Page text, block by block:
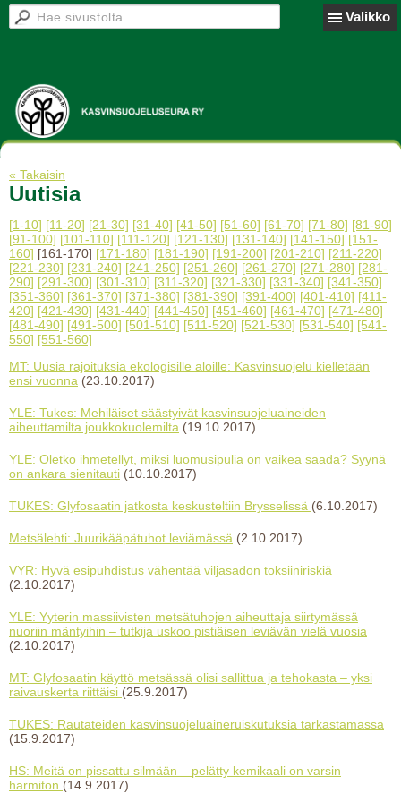
Valikko
« Takaisin
Uutisia
[1-10] [11-20] [21-30] [31-40] [41-50] [51-60] [61-70] [71-80] [81-90]
[91-100] [101-110] [111-120] [121-130] [131-140] [141-150] [151-
160] [161-170] [171-180] [181-190] [191-200] [201-210] [211-220]
[221-230] [231-240] [241-250] [251-260] [261-270] [271-280] [281-
290] [291-300] [301-310] [311-320] [321-330] [331-340] [341-350]
[351-360] [361-370] [371-380] [381-390] [391-400] [401-410] [411-
420] [421-430] [431-440] [441-450] [451-460] [461-470] [471-480]
[481-490] [491-500] [501-510] [511-520] [521-530] [531-540] [541-
550] [551-560]
MT: Uusia rajoituksia ekologisille aloille: Kasvinsuojelu kielletään
ensi vuonna (23.10.2017)
YLE: Tukes: Mehiläiset säästyivät kasvinsuojeluaineiden
aiheuttamilta joukkokuolemilta (19.10.2017)
YLE: Oletko ihmetellyt, miksi luomusipulia on vaikea saada? Syynä
on ankara sienitauti (10.10.2017)
TUKES: Glyfosaatin jatkosta keskusteltiin Brysselissä (6.10.2017)
Metsälehti: Juurikääpätuhot leviämässä (2.10.2017)
VYR: Hyvä esipuhdistus vähentää viljasadon toksiiniriskiä
(2.10.2017)
YLE: Yyterin massiivisten metsätuhojen aiheuttaja siirtymässä
nuoriin mäntyihin – tutkija uskoo pistiäisen leviävän vielä vuosia
(2.10.2017)
MT: Glyfosaatin käyttö metsässä olisi sallittua ja tehokasta – yksi
raivauskerta riittäisi (25.9.2017)
TUKES: Rautateiden kasvinsuojeluaine­ruiskutuksia tarkastamassa
(15.9.2017)
HS: Meitä on pissattu silmään – pelätty kemikaali on varsin
harmiton (14.9.2017)